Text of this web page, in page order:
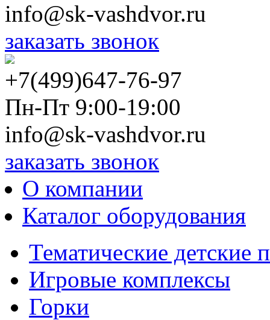
info@sk-vashdvor.ru
заказать звонок
+7(499)647-76-97
Пн-Пт 9:00-19:00
info@sk-vashdvor.ru
заказать звонок
О компании
Каталог оборудования
Тематические детские
Игровые комплексы
Горки